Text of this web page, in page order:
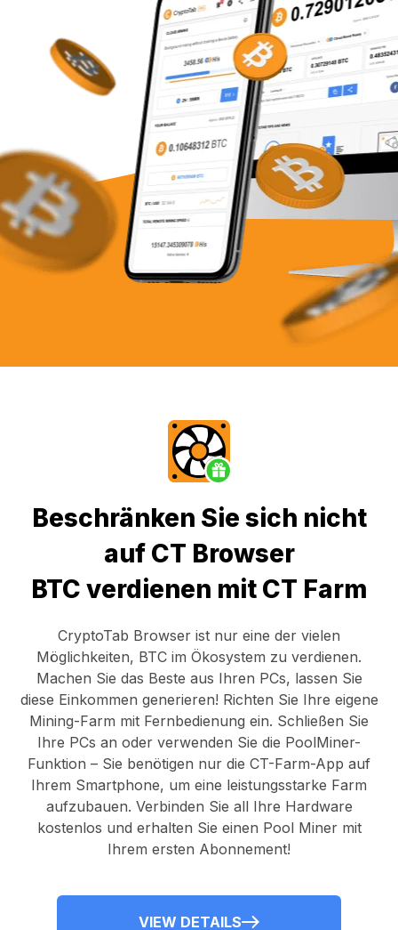
Beschränken Sie sich nicht
auf CT Browser
BTC verdienen mit CT Farm
CryptoTab Browser ist nur eine der vielen
Möglichkeiten, BTC im Ökosystem zu verdienen.
Machen Sie das Beste aus Ihren PCs, lassen Sie
diese Einkommen generieren! Richten Sie Ihre eigene
Mining-Farm mit Fernbedienung ein. Schließen Sie
Ihre PCs an oder verwenden Sie die PoolMiner-
Funktion – Sie benötigen nur die CT-Farm-App auf
Ihrem Smartphone, um eine leistungsstarke Farm
aufzubauen. Verbinden Sie all Ihre Hardware
kostenlos und erhalten Sie einen Pool Minermit
Ihrem ersten Abonnement!
VIEW DETAILS